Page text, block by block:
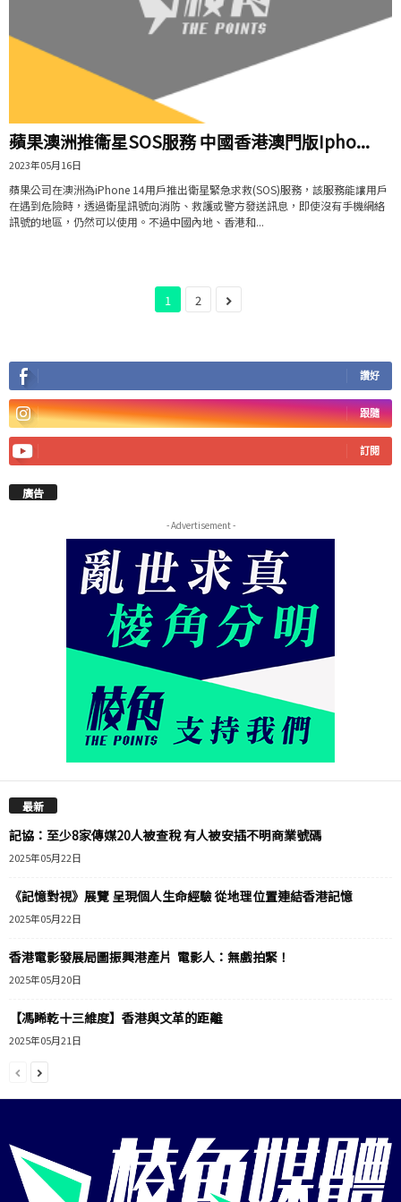
蘋果澳洲推衞星SOS服務 中國香港澳門版Ipho...
2023年05月16日
蘋果公司在澳洲為iPhone 14用戶推出衛星緊急求救(SOS)服務，該服務能讓用戶
在遇到危險時，透過衛星訊號向消防、救護或警方發送訊息，即使沒有手機網絡
訊號的地區，仍然可以使用。不過中國內地、香港和...
1 2
讚好
跟隨
訂閱
廣告
- Advertisement -
最新
記協：至少8家傳媒20人被查稅 有人被安插不明商業號碼
2025年05月22日
《記憶對視》展覽 呈現個人生命經驗 從地理位置連結香港記憶
2025年05月22日
香港電影發展局圖振興港產片 電影人：無戲拍緊！
2025年05月20日
【馮睎乾十三維度】香港與文革的距離
2025年05月21日